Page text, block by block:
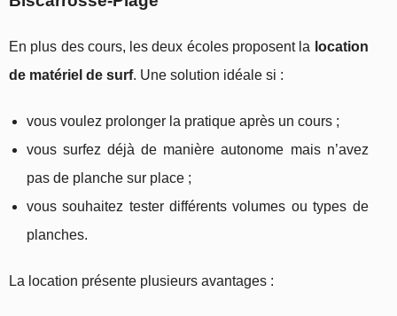
En plus des cours, les deux écoles proposent la location
de matériel de surf. Une solution idéale si :
vous voulez prolonger la pratique après un cours ;
vous surfez déjà de manière autonome mais n’avez
pas de planche sur place ;
vous souhaitez tester différents volumes ou types de
planches.
La location présente plusieurs avantages :